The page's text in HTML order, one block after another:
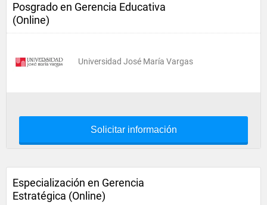
Posgrado en Gerencia Educativa
(Online)
Universidad José María Vargas
Solicitar información
Especialización en Gerencia
Estratégica (Online)